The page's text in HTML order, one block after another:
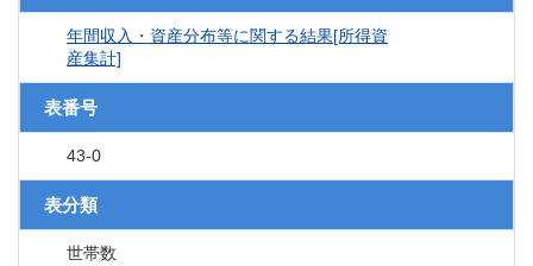
年間収入・資産分布等に関する結果[所得資
産集計]
表番号
43-0
表分類
世帯数